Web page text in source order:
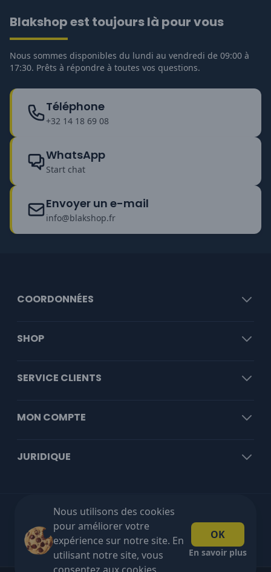
Nous utilisons des cookies
pour améliorer votre
expérience sur notre site. En
utilisant notre site, vous
OK
En savoir plus
Blakshop est toujours là pour vous
Nous sommes disponibles du lundi au vendredi de 09:00 à
17:30. Prêts à répondre à toutes vos questions.
Téléphone
+32 14 18 69 08
WhatsApp
Start chat
Envoyer un e-mail
info@blakshop.fr
COORDONNÉES
SHOP
SERVICE CLIENTS
MON COMPTE
JURIDIQUE
Livraison gratuite à partir de €100 HT!